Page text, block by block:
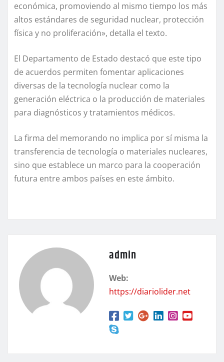
económica, promoviendo al mismo tiempo los más
altos estándares de seguridad nuclear, protección
física y no proliferación», detalla el texto.
El Departamento de Estado destacó que este tipo
de acuerdos permiten fomentar aplicaciones
diversas de la tecnología nuclear como la
generación eléctrica o la producción de materiales
para diagnósticos y tratamientos médicos.
La firma del memorando no implica por sí misma la
transferencia de tecnología o materiales nucleares,
sino que establece un marco para la cooperación
futura entre ambos países en este ámbito.
admin
Web:
https://diariolider.net